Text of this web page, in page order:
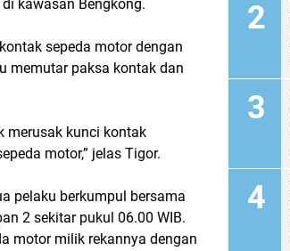
kawasan Bengkong.
sepeda motor dengan
memutar paksa kontak dan
merusak kunci kontak
motor,” jelas Tigor.
pelaku berkumpul bersama
2 sekitar pukul 06.00 WIB.
motor milik rekannya dengan